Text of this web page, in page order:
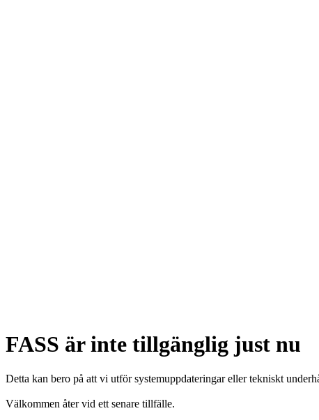
FASS är inte tillgänglig just nu
Detta kan bero på att vi utför systemuppdateringar eller tekniskt
Välkommen åter vid ett senare tillfälle.